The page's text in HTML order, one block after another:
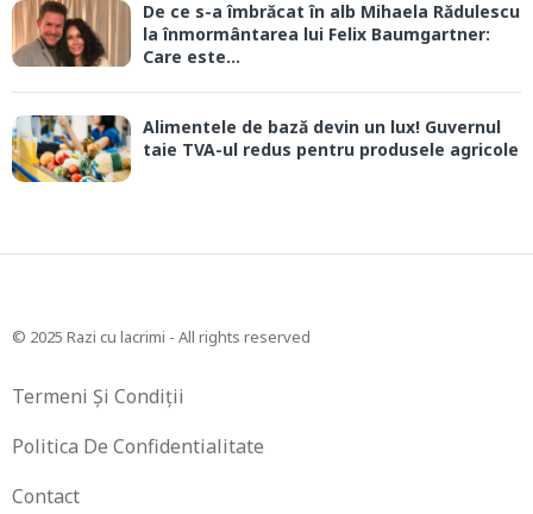
De ce s-a îmbrăcat în alb Mihaela Rădulescu
la înmormântarea lui Felix Baumgartner:
Care este...
Alimentele de bază devin un lux! Guvernul
taie TVA-ul redus pentru produsele agricole
© 2025 Razi cu lacrimi - All rights reserved
Termeni Și Condiții
Politica De Confidentialitate
Contact